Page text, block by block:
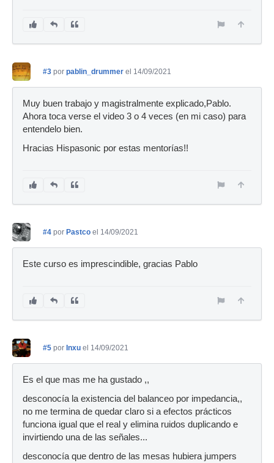
#3 por pablin_drummer el 14/09/2021
Muy buen trabajo y magistralmente explicado,Pablo.
Ahora toca verse el video 3 o 4 veces (en mi caso) para
entendelo bien.
Hracias Hispasonic por estas mentorías!!
#4 por Pastco el 14/09/2021
Este curso es imprescindible, gracias Pablo
#5 por Inxu el 14/09/2021
Es el que mas me ha gustado ,,
desconocía la existencia del balanceo por impedancia,,
no me termina de quedar claro si a efectos prácticos
funciona igual que el real y elimina ruidos duplicando e
invirtiendo una de las señales...
desconocía que dentro de las mesas hubiera jumpers